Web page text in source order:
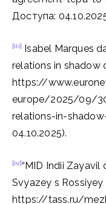
Доступа:
[iii] Isabel Marques
relations in shadow
https://
europe/2025/09/
relations-in-
04.10.2025).
[iv]“MID Indii Zayavil
Svyazey s Rossiyey
https://tass.ru/